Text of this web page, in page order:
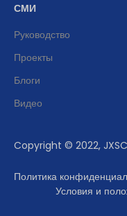
СМИ
Руководство
Проекты
Блоги
Видео
Copyright © 2022,
Политика
Условия и